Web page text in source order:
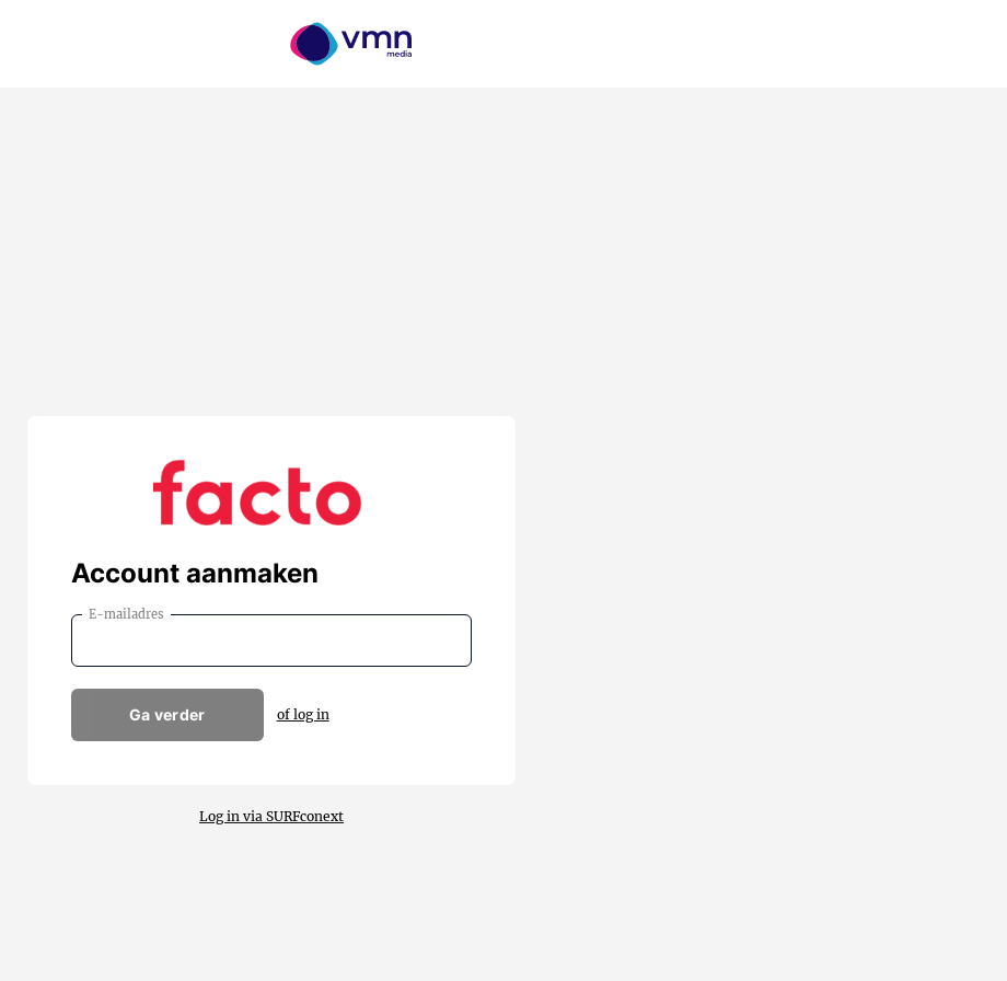
Account aanmaken
E-mailadres
Ga verder of log in
Log in via SURFconext